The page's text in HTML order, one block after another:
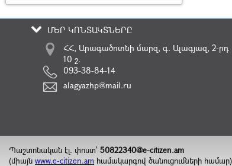
ՄԵՐ ԿՈՆՏԱԿՏՆԵՐԸ
ՀՀ, Արագածոտնի մարզ, գ. Ալագյազ, 2-րդ
10 շ.
093-38-84-14
alagyazhp@mail.ru
Պաշտոնական էլ. փոստ` 50822340@e-citizen.am
(միայն www.e-citizen.am համակարգով ծանուցումների համար)